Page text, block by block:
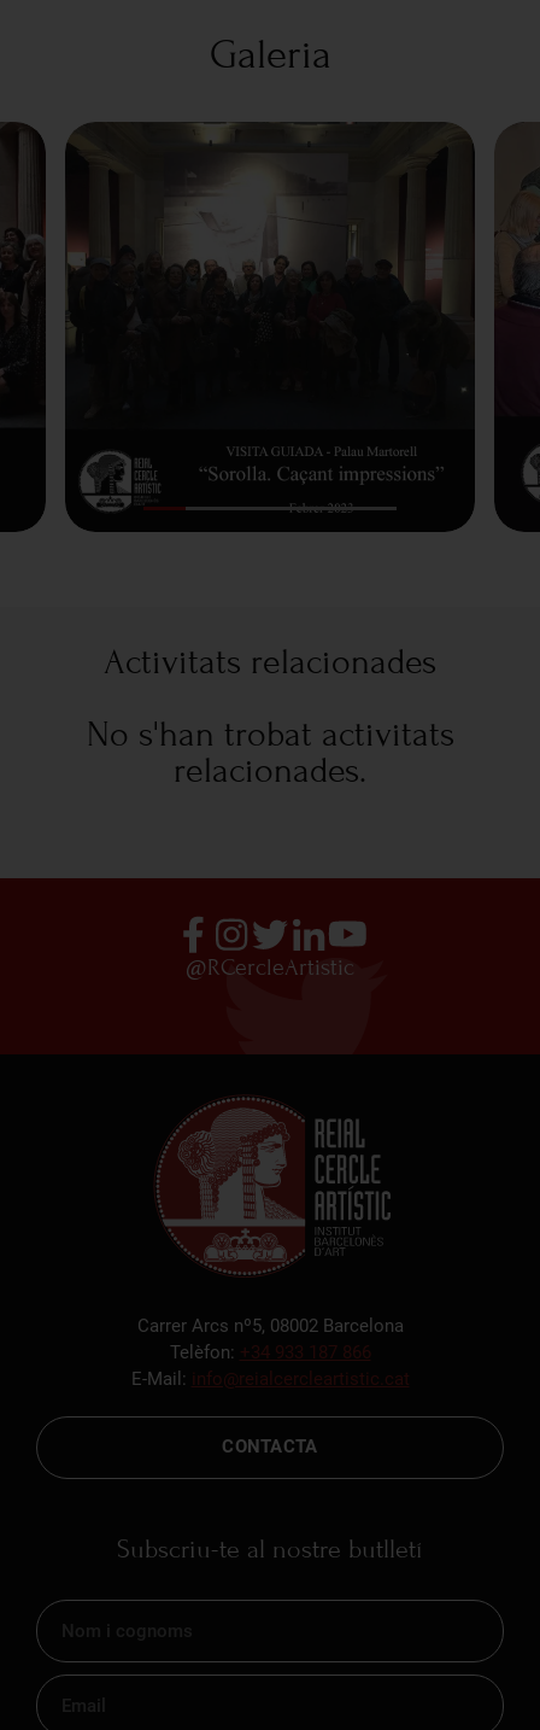
Galeria
Activitats relacionades
No s'han trobat activitats
relacionades.
@RCercleArtistic
Carrer Arcs nº5, 08002 Barcelona
Telèfon: +34 933 187 866
E-Mail: info@reialcercleartistic.cat
CONTACTA
Subscriu-te al nostre butlletí